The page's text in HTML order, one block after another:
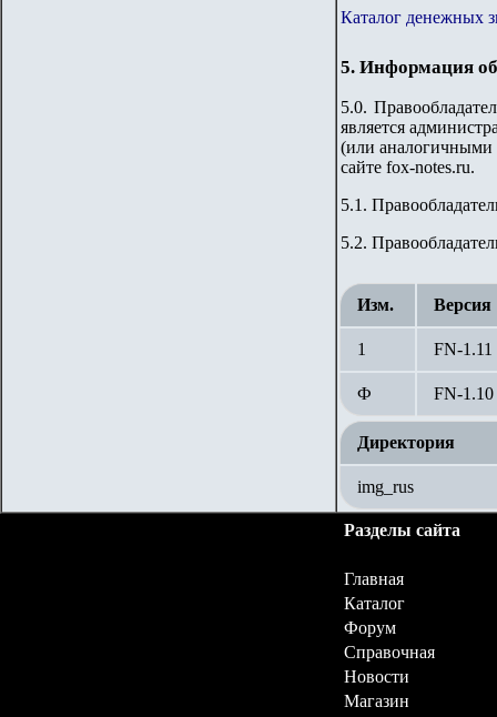
Каталог денежных
5. Информация
5.0.
является
(или аналогичными
сайте fox-notes.ru.
5.1.
5.2.
Изм. Версия
1 FN-1.11
Ф FN-1.10
Директория
img_rus
Разделы сайта
Главная
Каталог
Форум
Справочная
Новости
Магазин